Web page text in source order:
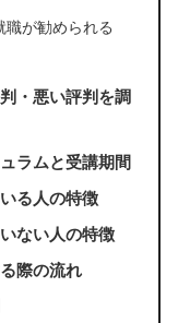
職が勧められる
・悪い評判を調
ラムと受講期間
る人の特徴
ない人の特徴
際の流れ